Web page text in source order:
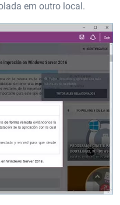
em outro local.